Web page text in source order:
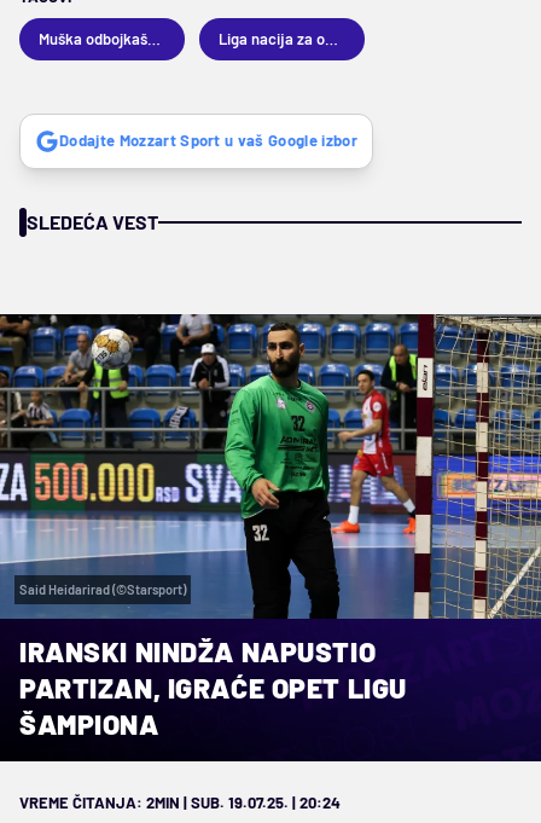
Dodajte Mozzart Sport u vaš Google izbor
SLEDEĆA VEST
Said Heidarirad (©Starsport)
IRANSKI NINDŽA NAPUSTIO
PARTIZAN, IGRAĆE OPET LIGU
ŠAMPIONA
VREME ČITANJA: 2MIN | SUB. 19.07.25. | 20:24